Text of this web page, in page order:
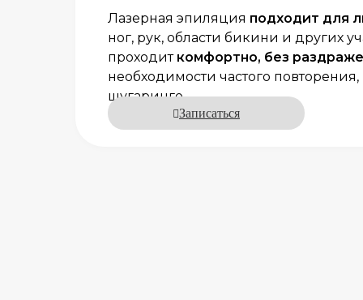
Лазерная эпиляция подходит для
ног, рук, области бикини и других
проходит комфортно, без
необходимости частого
шугаринге.
Записаться